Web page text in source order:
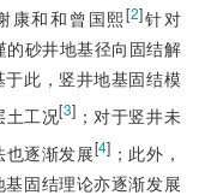
康和和曾国熙[2]针对
砂井地基径向固结解
此，竖井地基固结模
土工况[3] ；对于竖井未
逐渐发展[4] ；此外，
固结理论亦逐渐发展